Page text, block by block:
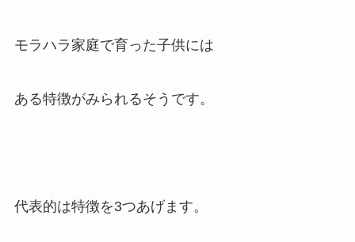
モラハラ家庭で育った子供には
ある特徴がみられるそうです。
代表的は特徴を3つあげます。